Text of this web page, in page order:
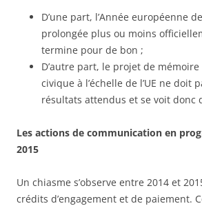
D’une part, l’Année européenne
prolongée plus ou moins
termine pour de bon ;
D’autre part, le projet de
civique à l’échelle de l’UE ne doit
résultats attendus et se voit donc
Les actions de communication en
2015
Un chiasme s’observe entre 2014 et
crédits d’engagement et de paiement.